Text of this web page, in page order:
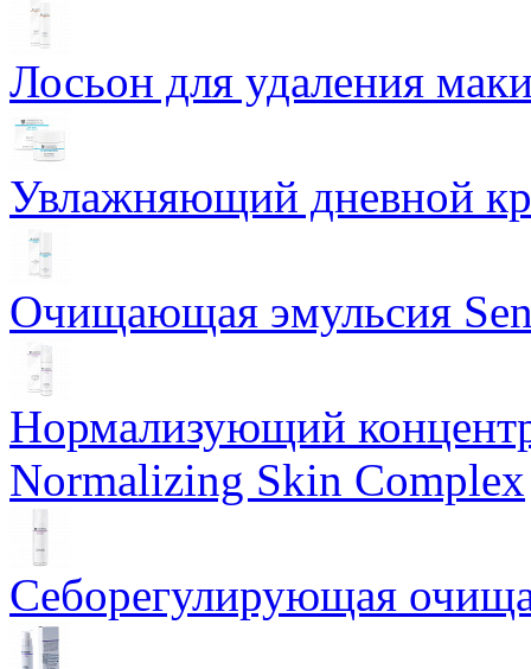
Лосьон для удаления
Увлажняющий дневной
Очищающая эмульсия
Нормализующий
Normalizing Skin Complex
Себорегулирующая